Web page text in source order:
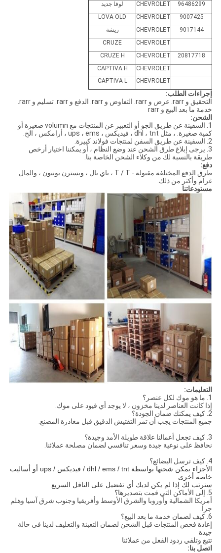
96486299
CHEVROLET
لوفا جديد
9007425
CHEVROLET
LOVA OLD
9017144
CHEVROLET
ريشة
CHEVROLET
CRUZE
20817718
CHEVROLET
CRUZE H
CHEVROLET
CAPTIVA H
CHEVROLET
CAPTIVA L
إجراءات الطلب:
التحقيق و rarr. عرض و rarr. التفاوض و rarr. الدفع و rarr. تسليم و rarr.
خدمة ما بعد البيع و rarr
الشحن:
1. السفينة عن طريق الجو أو التعبير عن المنتجات مع volumn صغيرة أو
كمية صغيرة. ، مثل dhl ، tnt ، فيديكس ، ups ، ems ، أرامكس ، الخ.
2. السفينة عن طريق السفن لمنتجات فولاند كبيرة.
3. يرجى إبلاغ طرق الشحن عند وضع النظام ، أو يمكننا اختيار أرخص
طريقة بالنسبة لك من وكلاء الشحن الخاصة بنا.
دفع:
طرق الدفع المختلفة مقبولة - T / T ، باي بال ، ويسترن يونيون ، والمال
غرام وأكثر من ذلك.
مستودعاتنا
التعليمات:
1. ما هو موك لكل عنصر؟
إذا كانت العناصر لدينا مخزون ، لا يوجد أي قيود على موك.
2. كيف يمكنك ضمان الجودة؟
جميع المنتجات يجب أن تمر التفتيش الدقيق قبل مغادرة المصنع.
3. كيف تجعل أعمالنا علاقة طويلة الأمد وجيدة؟
نحافظ على نوعية جيدة وسعر تنافسي لضمان مصلحة عملائنا.
4. كيف ترسل البضائع؟
الأجزاء يمكن شحنها بواسطة dhl / ems / tnt / فيديكس / ups أو أساليب
خاصة أخرى.
سنرتب لك إذا لم يكن لديك أي تفضيل على الناقل السريع
5. إلى الأماكن التي قمت بتصديرها؟
أمريكا الشمالية وأوروبا والشرق الأوسط وأفريقيا وجنوب شرق آسيا وهلم
جرا.
6. كيف لضمان خدمة ما بعد البيع؟
إعادة فحص المنتجات قبل الشحن لضمان التعبئة والتغليف لدينا في حالة
جيدة
تتبع وتلقي ردود الفعل من عملائنا
اتصل بنا: